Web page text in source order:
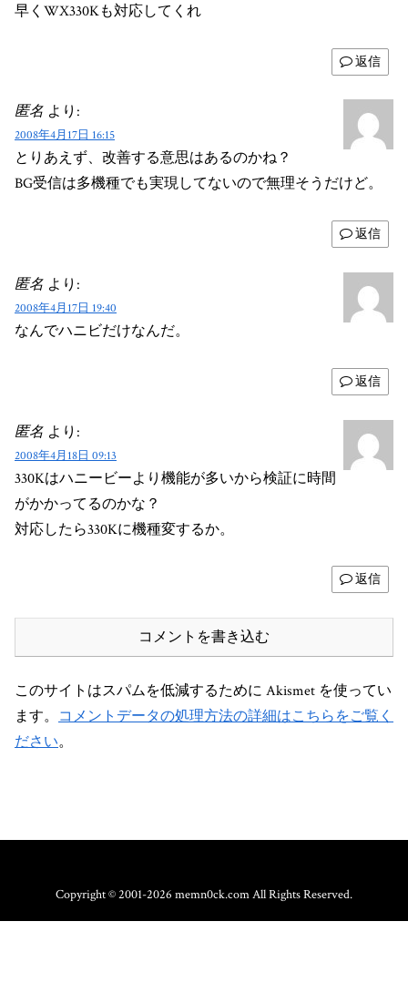
早くWX330Kも対応してくれ
返信
匿名 より:
2008年4月17日 16:15
とりあえず、改善する意思はあるのかね？
BG受信は多機種でも実現してないので無理そうだけど。
返信
匿名 より:
2008年4月17日 19:40
なんでハニビだけなんだ。
返信
匿名 より:
2008年4月18日 09:13
330Kはハニービーより機能が多いから検証に時間
がかかってるのかな？
対応したら330Kに機種変するか。
返信
コメントを書き込む
このサイトはスパムを低減するために Akismet を使ってい
ます。 コメントデータの処理方法の詳細はこちらをご覧く
ださい。
Copyright © 2001-2026 memn0ck.com All Rights Reserved.